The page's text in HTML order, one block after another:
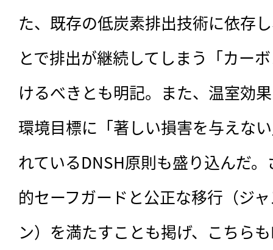
た、既存の低炭素排出技術に依存
とで排出が継続してしまう「カー
けるべきとも明記。また、温室効
環境目標に「著しい損害を与えな
れているDNSH原則も盛り込んだ
的セーフガードと公正な移行（ジ
ン）を満たすことも掲げ、こちら